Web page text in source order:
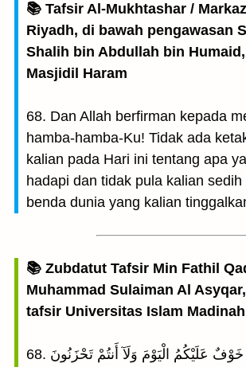
📚 Tafsir Al-Mukhtashar /
Riyadh, di bawah pengawasan
Shalih bin Abdullah bin
Masjidil Haram
68. Dan Allah berfirman kepada
hamba-hamba-Ku! Tidak ada
kalian pada Hari ini tentang apa
hadapi dan tidak pula kalian
benda dunia yang kalian
📚 Zubdatut Tafsir Min Fathil
Muhammad Sulaiman Al
tafsir Universitas Islam Madinah
68. يٰعِبَادِ لَا خَوْفٌ عَلَيْكُمُ الْيَوْمَ وَلَآ أَنتُمْ تَحْزَنُونَ(Hai